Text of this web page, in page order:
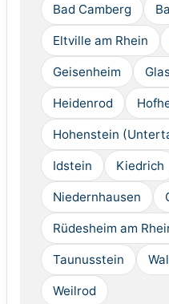
Bad Camberg
Eltville am Rhein
Geisenheim
Heidenrod
Hohenstein
Idstein Kiedrich
Niedernhausen
Rüdesheim am
Taunusstein
Weilrod